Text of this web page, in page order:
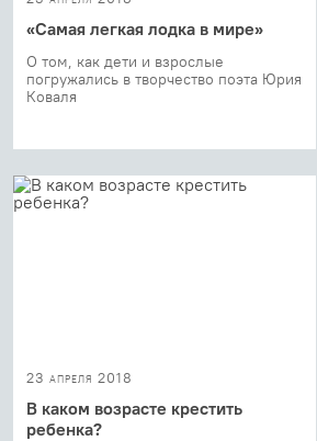
«Самая легкая лодка в мире»
О том, как дети и взрослые
погружались в творчество поэта Юрия
Коваля
23 апреля 2018
В каком возрасте крестить
ребенка?